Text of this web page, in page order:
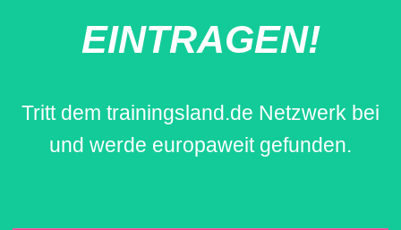
EINTRAGEN!
Tritt dem trainingsland.de Netzwerk bei
und werde europaweit gefunden.